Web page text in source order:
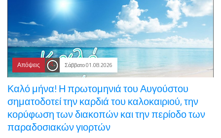
Απόψεις Σάββατο 01.08.2026
Καλό μήνα! Η πρωτομηνιά του Αυγούστου
σηματοδοτεί την καρδιά του καλοκαιριού, την
κορύφωση των διακοπών και την περίοδο των
παραδοσιακών γιορτών